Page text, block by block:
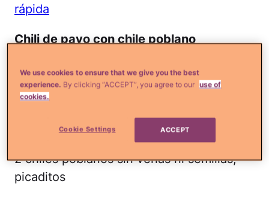
rápida
Chili de pavo con chile poblano
Rinde para 4-6 porciones
Ingredientes
2 cucharadas de aceite de oliva
2 chiles poblanos sin venas ni semillas,
picaditos
We use cookies to ensure that we give you the best
experience. By clicking “ACCEPT”, you agree to our use of
cookies.
Cookie Settings ACCEPT